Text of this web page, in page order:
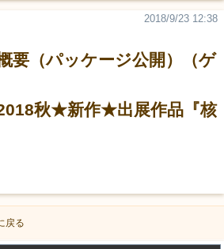
要（パッケージ公開）（ゲ
秋★新作★出展作品『核
2018/9/23 12:38
戻る